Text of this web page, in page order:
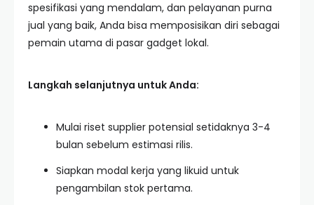
spesifikasi yang mendalam, dan pelayanan purna
jual yang baik, Anda bisa memposisikan diri sebagai
pemain utama di pasar gadget lokal.
Langkah selanjutnya untuk Anda:
Mulai riset supplier potensial setidaknya 3-4
bulan sebelum estimasi rilis.
Siapkan modal kerja yang likuid untuk
pengambilan stok pertama.